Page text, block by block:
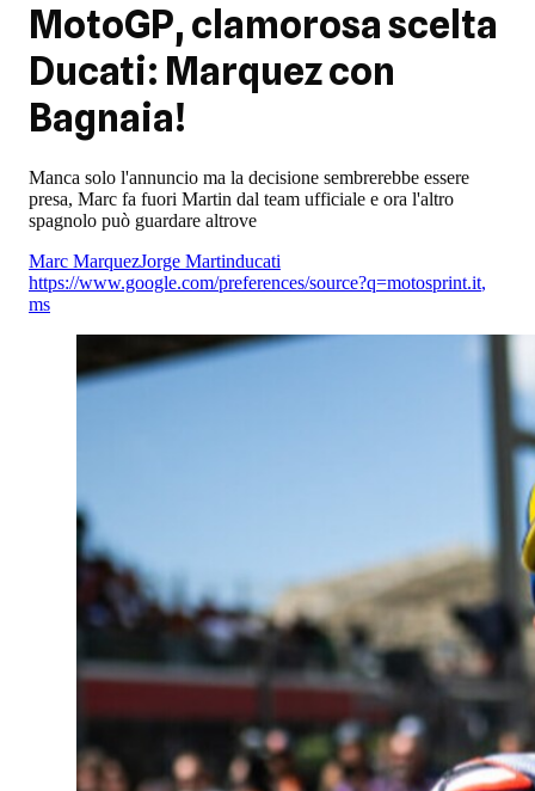
MotoGP, clamorosa scelta
Ducati: Marquez con
Bagnaia!
Manca solo l'annuncio ma la decisione sembrerebbe essere
presa, Marc fa fuori Martin dal team ufficiale e ora l'altro
spagnolo può guardare altrove
Marc MarquezJorge Martinducati
https://www.google.com/preferences/source?q=motosprint.it,
ms